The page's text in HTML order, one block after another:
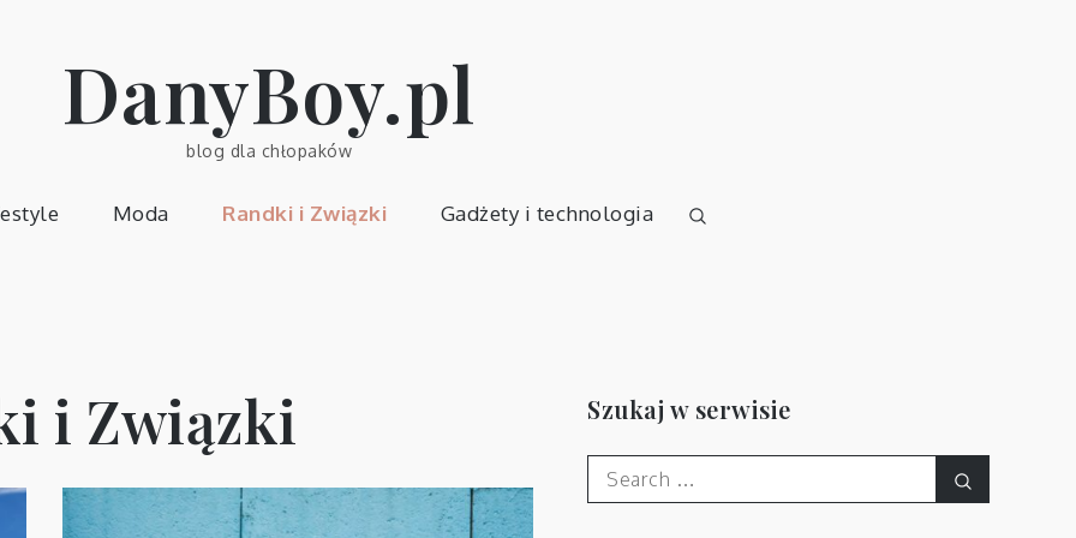
DanyBoy.pl
blog dla chłopaków
Moda Randki i Związki Gadżety i technologia
i Związki Szukaj w serwisie
Search
for: